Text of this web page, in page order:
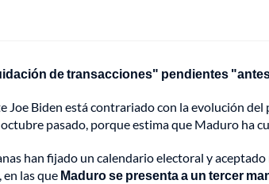
de transacciones" pendientes
Joe Biden está contrariado con la evolución
pasado, porque estima que Maduro ha
han fijado un calendario electoral y
las que Maduro se presenta a un tercer